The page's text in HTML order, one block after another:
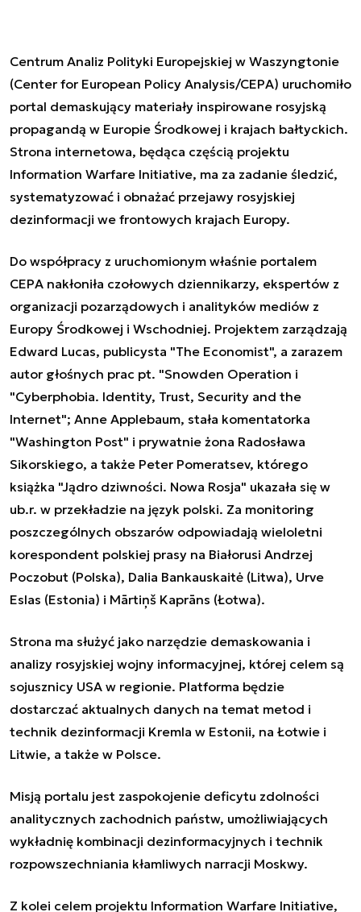
Centrum Analiz Polityki Europejskiej w Waszyngtonie
(Center for European Policy Analysis/CEPA) uruchomiło
portal demaskujący materiały inspirowane rosyjską
propagandą w Europie Środkowej i krajach bałtyckich.
Strona internetowa, będąca częścią projektu
Information Warfare Initiative, ma za zadanie śledzić,
systematyzować i obnażać przejawy rosyjskiej
dezinformacji we frontowych krajach Europy.
Do współpracy z uruchomionym właśnie portalem
CEPA nakłoniła czołowych dziennikarzy, ekspertów z
organizacji pozarządowych i analityków mediów z
Europy Środkowej i Wschodniej. Projektem zarządzają
Edward Lucas, publicysta "The Economist", a zarazem
autor głośnych prac pt. "Snowden Operation i
"Cyberphobia. Identity, Trust, Security and the
Internet"; Anne Applebaum, stała komentatorka
"Washington Post" i prywatnie żona Radosława
Sikorskiego, a także Peter Pomeratsev, którego
książka "Jądro dziwności. Nowa Rosja" ukazała się w
ub.r. w przekładzie na język polski. Za monitoring
poszczególnych obszarów odpowiadają wieloletni
korespondent polskiej prasy na Białorusi Andrzej
Poczobut (Polska), Dalia Bankauskaitė (Litwa), Urve
Eslas (Estonia) i Mārtiņš Kaprāns (Łotwa).
Strona ma służyć jako narzędzie demaskowania i
analizy rosyjskiej wojny informacyjnej, której celem są
sojusznicy USA w regionie. Platforma będzie
dostarczać aktualnych danych na temat metod i
technik dezinformacji Kremla w Estonii, na Łotwie i
Litwie, a także w Polsce.
Misją portalu jest zaspokojenie deficytu zdolności
analitycznych zachodnich państw, umożliwiających
wykładnię kombinacji dezinformacyjnych i technik
rozpowszechniania kłamliwych narracji Moskwy.
Z kolei celem projektu Information Warfare Initiative,